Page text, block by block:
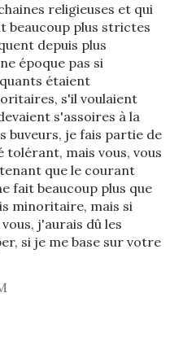
religieuses et qui
beaucoup plus strictes
depuis plus
époque pas si
étaient
s'il voulaient
s'assoires à la
buveurs, je fais partie de
tolérant, mais vous, vous
que le courant
fait beaucoup plus que
minoritaire, mais si
j'aurais dû les
si je me base sur votre